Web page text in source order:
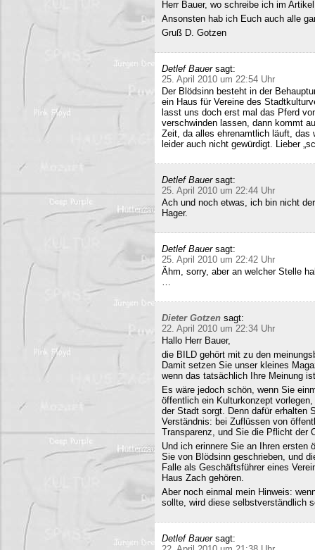
Herr Bauer, wo schreibe ich im
Ansonsten hab ich Euch auch alle
Gruß D. Gotzen
Detlef Bauer sagt:
25. April 2010 um 22:54 Uhr
Der Blödsinn besteht in der
ein Haus für Vereine des
lasst uns doch erst mal das Pferd
verschwinden lassen, dann kommt
Zeit, da alles ehrenamtlich läuft, das
leider auch nicht gewürdigt. Lieber
Detlef Bauer sagt:
25. April 2010 um 22:44 Uhr
Ach und noch etwas, ich bin nicht
Hager.
Detlef Bauer sagt:
25. April 2010 um 22:42 Uhr
Ähm, sorry, aber an welcher Stelle
…
Dieter Gotzen sagt:
22. April 2010 um 22:34 Uhr
Hallo Herr Bauer,
die BILD gehört mit zu den
Damit setzen Sie unser kleines
wenn das tatsächlich Ihre Meinung
Es wäre jedoch schön, wenn Sie
öffentlich ein Kulturkonzept
der Stadt sorgt. Denn dafür erhalten
Verständnis: bei Zuflüssen von
Transparenz, und Sie die Pflicht der
Und ich erinnere Sie an Ihren ersten
Sie von Blödsinn geschrieben, und
Falle als Geschäftsführer eines
Haus Zach gehören.
Aber noch einmal mein Hinweis:
sollte, wird diese selbstverständlich
Detlef Bauer sagt: